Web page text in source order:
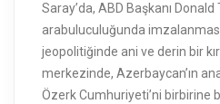
Saray’da, ABD Başkanı Donald
arabuluculuğunda
jeopolitiğinde ani ve derin bir
merkezinde, Azerbaycan’ın
Özerk Cumhuriyeti’ni birbirine